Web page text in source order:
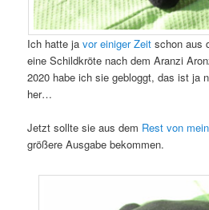
Ich hatte javor einiger Zeit schon aus
eine Schildkröte nach dem Aranzi
2020 habe ich sie gebloggt, das ist ja
her…
Jetzt sollte sie aus dem Rest von
größere Ausgabe bekommen.